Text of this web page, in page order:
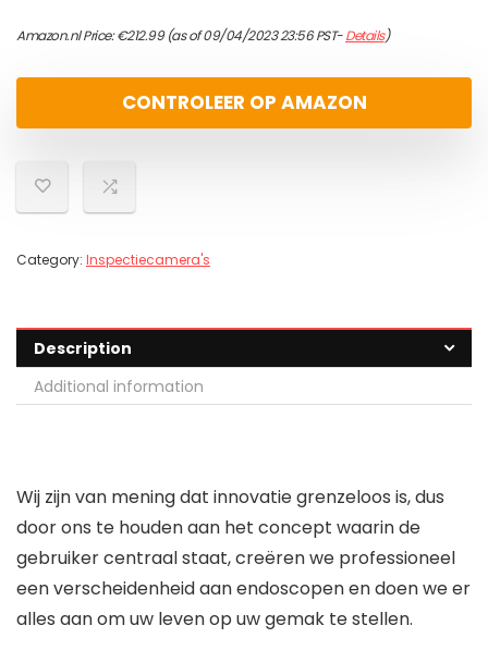
Amazon.nl Price:€212.99(as of 09/04/2023 23:56 PST-Details)
CONTROLEER OP AMAZON
Category: Inspectiecamera's
Description
Additional information
Wij zijn van mening dat innovatie grenzeloos is, dus
door ons te houden aan het concept waarin de
gebruiker centraal staat, creëren we professioneel
een verscheidenheid aan endoscopen en doen we er
alles aan om uw leven op uw gemak te stellen.